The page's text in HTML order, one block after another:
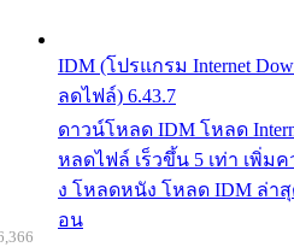
IDM (โปรแกรม Internet
ลดไฟล์) 6.43.7
ดาวน์โหลด IDM โหลด
หลดไฟล์ เร็วขึ้น 5 เท่า เพิ่ม
ง โหลดหนัง โหลด IDM ล่าสุ
อน